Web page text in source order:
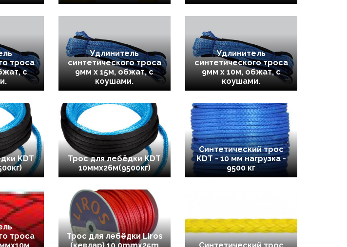
троса
с
Удлинитель
синтетического троса
9мм х 15м, обжат, с
коушами.
Удлинитель
синтетического троса
9мм х 10м, обжат, с
коушами.
KDT
Трос для лебёдки KDT
10ммх26м(9500кг)
Синтетический трос
KDT - 10 мм нагрузка -
9500 кг
троса
Трос для лебёдки Liros